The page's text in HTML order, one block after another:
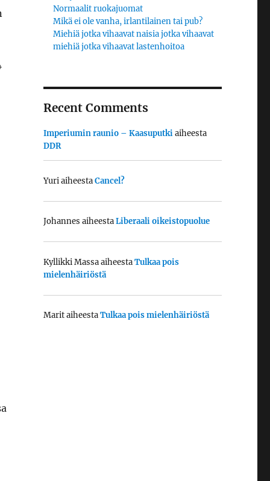
Normaalit ruokajuomat
Mikä ei ole vanha, irlantilainen tai pub?
Miehiä jotka vihaavat naisia jotka vihaavat
miehiä jotka vihaavat lastenhoitoa
Recent Comments
Imperiumin raunio – Kaasuputkiaiheesta
DDR
YuriaiheestaCancel?
Johannes aiheestaLiberaali oikeistopuolue
Kyllikki MassaaiheestaTulkaa pois
mielenhäiriöstä
MaritaiheestaTulkaa pois mielenhäiriöstä